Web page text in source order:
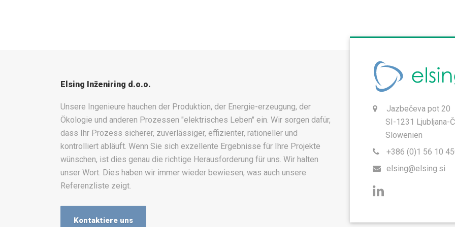
Elsing Inženiring d.o.o.
Unsere Ingenieure hauchen der Produktion, der Energie-erzeugung, der
Ökologie und anderen Prozessen "elektrisches Leben" ein. Wir sorgen dafür,
dass Ihr Prozess sicherer, zuverlässiger, effizienter, rationeller und
kontrolliert abläuft. Wenn Sie sich exzellente Ergebnisse für Ihre Projekte
wünschen, ist dies genau die richtige Herausforderung für uns. Wir halten
unser Wort. Dies haben wir immer wieder bewiesen, was auch unsere
Referenzliste zeigt.
Kontaktiere uns
Jazbečeva pot 20
SI-1231 Ljubljana-
Slowenien
+386 (0)1 56 10
elsing@elsing.si